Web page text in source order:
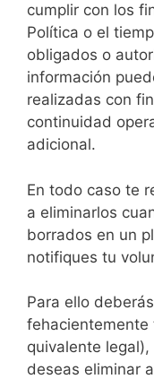
cumplir con los
Política o el
obligados o
información
realizadas con
continuidad
adicional.
En todo caso te
a eliminarlos
borrados en un
notifiques tu
Para ello
fehacientemente
quivalente
deseas eliminar